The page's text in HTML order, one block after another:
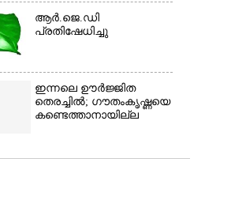
ആർ.ജെ.ഡി
പ്രതിഷേധിച്ചു
ഇന്നലെ ഊർജ്ജിത
തെരച്ചിൽ; ഗൗതംകൃഷ്ണയെ
കണ്ടെത്താനായില്ല